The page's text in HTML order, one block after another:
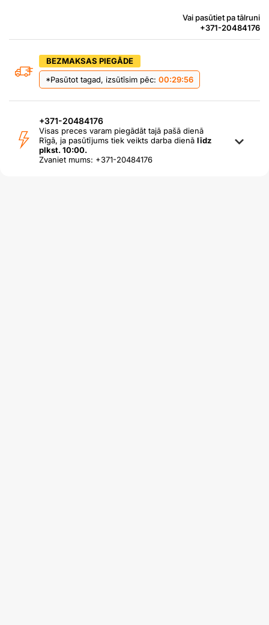
Vai pasūtiet pa tālruni
+371-20484176
BEZMAKSAS PIEGĀDE
*Pasūtot tagad, izsūtīsim pēc: 00:29:55
+371-20484176
Visas preces varam piegādāt tajā pašā dienā
Rīgā, ja pasūtījums tiek veikts darba dienā līdz
plkst. 10:00.
Zvaniet mums: +371-20484176